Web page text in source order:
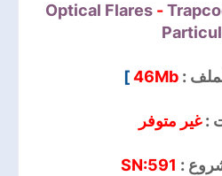
Optical Flares-
:
46Mb
]
:غير متوفر
:
SN:591